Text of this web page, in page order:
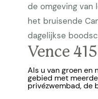
de omgeving van
het bruisende
dagelijkse
Vence 415
Als u van groen en
gebied met
privézwembad, de